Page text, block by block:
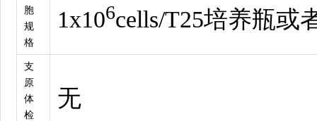
胞
规
格
1x106cells/T25培养瓶或
支
原
体
检
无